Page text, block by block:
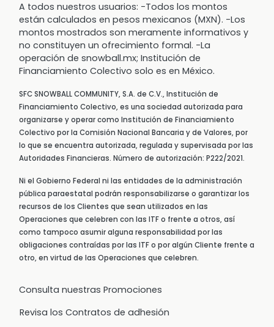
A todos nuestros usuarios: -Todos los montos
están calculados en pesos mexicanos (MXN). -Los
montos mostrados son meramente informativos y
no constituyen un ofrecimiento formal. -La
operación de snowball.mx; Institución de
Financiamiento Colectivo solo es en México.
SFC SNOWBALL COMMUNITY, S.A. de C.V., Institución de
Financiamiento Colectivo, es una sociedad autorizada para
organizarse y operar como Institución de Financiamiento
Colectivo por la Comisión Nacional Bancaria y de Valores, por
lo que se encuentra autorizada, regulada y supervisada por las
Autoridades Financieras. Número de autorización: P222/2021.
Ni el Gobierno Federal ni las entidades de la administración
pública paraestatal podrán responsabilizarse o garantizar los
recursos de los Clientes que sean utilizados en las
Operaciones que celebren con las ITF o frente a otros, así
como tampoco asumir alguna responsabilidad por las
obligaciones contraídas por las ITF o por algún Cliente frente a
otro, en virtud de las Operaciones que celebren.
Consulta nuestras Promociones
Revisa los Contratos de adhesión